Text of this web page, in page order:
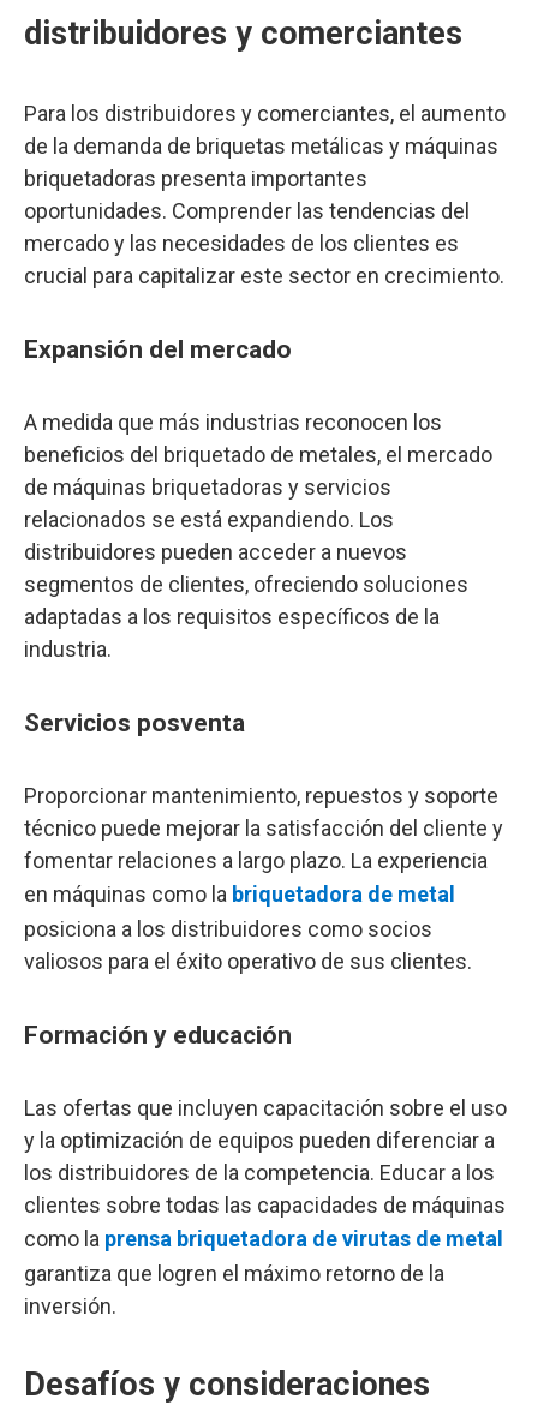
distribuidores y comerciantes
Para los distribuidores y comerciantes, el aumento
de la demanda de briquetas metálicas y máquinas
briquetadoras presenta importantes
oportunidades. Comprender las tendencias del
mercado y las necesidades de los clientes es
crucial para capitalizar este sector en crecimiento.
Expansión del mercado
A medida que más industrias reconocen los
beneficios del briquetado de metales, el mercado
de máquinas briquetadoras y servicios
relacionados se está expandiendo. Los
distribuidores pueden acceder a nuevos
segmentos de clientes, ofreciendo soluciones
adaptadas a los requisitos específicos de la
industria.
Servicios posventa
Proporcionar mantenimiento, repuestos y soporte
técnico puede mejorar la satisfacción del cliente y
fomentar relaciones a largo plazo. La experiencia
en máquinas como la briquetadora de metal
posiciona a los distribuidores como socios
valiosos para el éxito operativo de sus clientes.
Formación y educación
Las ofertas que incluyen capacitación sobre el uso
y la optimización de equipos pueden diferenciar a
los distribuidores de la competencia. Educar a los
clientes sobre todas las capacidades de máquinas
como la prensa briquetadora de virutas de metal
garantiza que logren el máximo retorno de la
inversión.
Desafíos y consideraciones